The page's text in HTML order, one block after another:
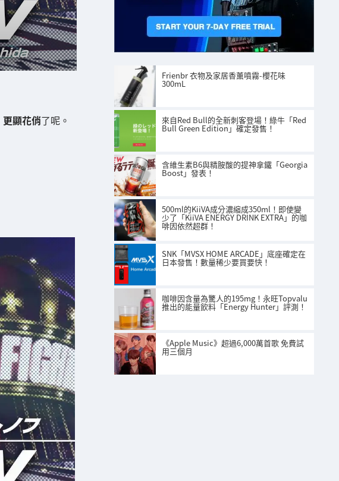
更顯花俏了呢。
Frienbr 衣物及家居香薰噴霧-櫻花味
300mL
來自Red Bull的全新刺客登場！綠牛「Red
Bull Green Edition」確定發售！
含維生素B6與精胺酸的提神拿鐵「Georgia
Boost」發表！
500ml的KiiVA成分濃縮成350ml！即使變
少了「KiiVA ENERGY DRINK EXTRA」的咖
啡因依然超群！
SNK「MVSX HOME ARCADE」底座確定在
日本發售！數量稀少要買要快！
咖啡因含量為驚人的195mg！永旺Topvalu
推出的能量飲料「Energy Hunter」評測！
《Apple Music》超過6,000萬首歌 免費試
用三個月